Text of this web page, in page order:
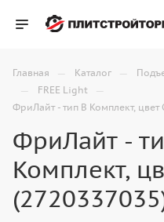
Главная — Каталог —
— FREE Light —
ФриЛайт - тип B Комплект,
ФриЛайт -
Комплект,